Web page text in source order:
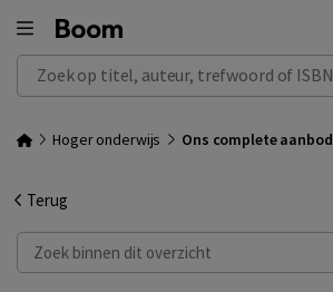
Zoek op titel, auteur, trefwoord of ISBN
Hoger onderwijs Ons complete aanbod
Terug
Zoek binnen dit overzicht